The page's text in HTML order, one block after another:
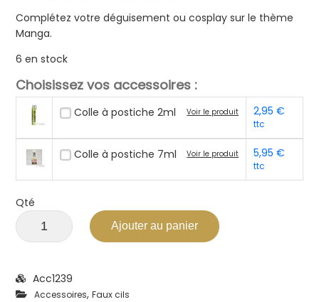
Complétez votre déguisement ou cosplay sur le thème
Manga.
6 en stock
Choisissez vos accessoires :
Colle à postiche 2ml Voir le produit 2,95€
ttc
Colle à postiche 7ml Voir le produit 5,95€
ttc
Qté
Ajouter au panier
Acc1239
Accessoires,Faux cils